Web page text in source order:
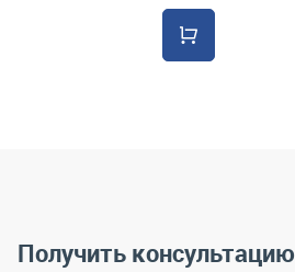
Получить консультацию